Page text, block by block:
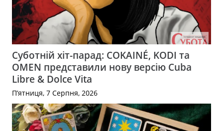
Суботній хіт-парад: COKAINÉ, KODI та
OMEN представили нову версію Cuba
Libre & Dolce Vita
П’ятниця, 7 Серпня, 2026